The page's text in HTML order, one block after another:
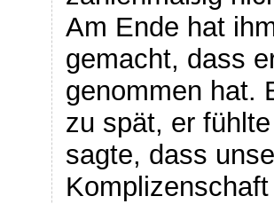
Am Ende hat
gemacht, dass
genommen hat.
zu spät, er
sagte, dass